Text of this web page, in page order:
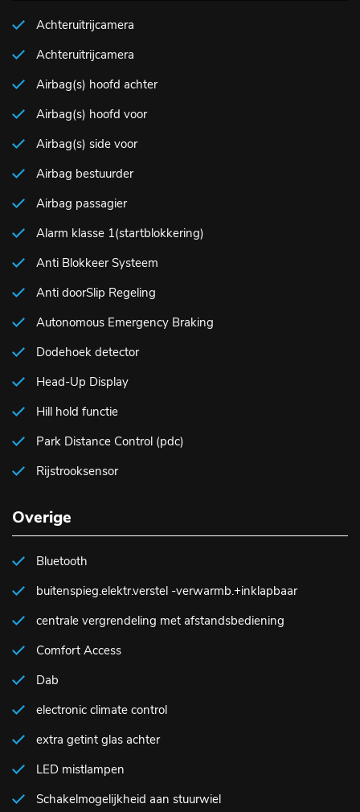
Achteruitrijcamera
Achteruitrijcamera
Airbag(s) hoofd achter
Airbag(s) hoofd voor
Airbag(s) side voor
Airbag bestuurder
Airbag passagier
Alarm klasse 1(startblokkering)
Anti Blokkeer Systeem
Anti doorSlip Regeling
Autonomous Emergency Braking
Dodehoek detector
Head-Up Display
Hill hold functie
Park Distance Control (pdc)
Rijstrooksensor
Overige
Bluetooth
buitenspieg.elektr.verstel -verwarmb.+inklapbaar
centrale vergrendeling met afstandsbediening
Comfort Access
Dab
electronic climate control
extra getint glas achter
LED mistlampen
Schakelmogelijkheid aan stuurwiel